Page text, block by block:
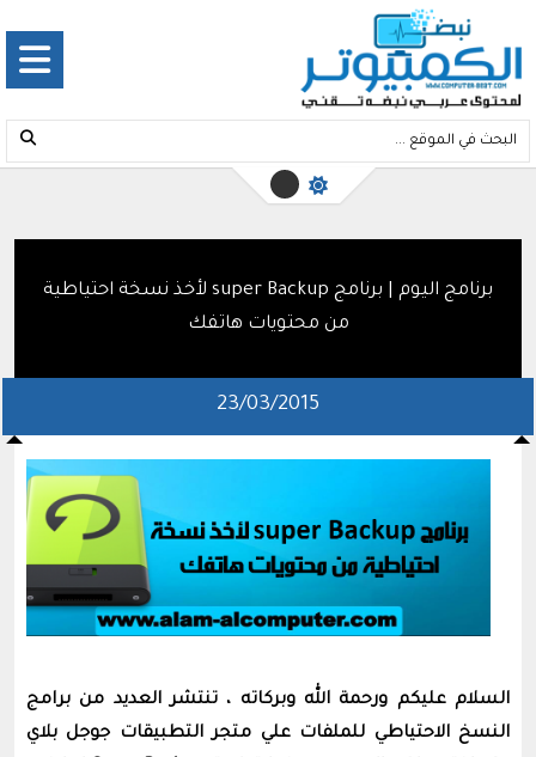
برنامج اليوم | برنامج super Backup لأخذ نسخة احتياطية
من محتويات هاتفك
23/03/2015
السلام عليكم ورحمة الله وبركاته ، تنتشر العديد من برامج
النسخ الاحتياطي للملفات علي متجر التطبيقات جوجل بلاي